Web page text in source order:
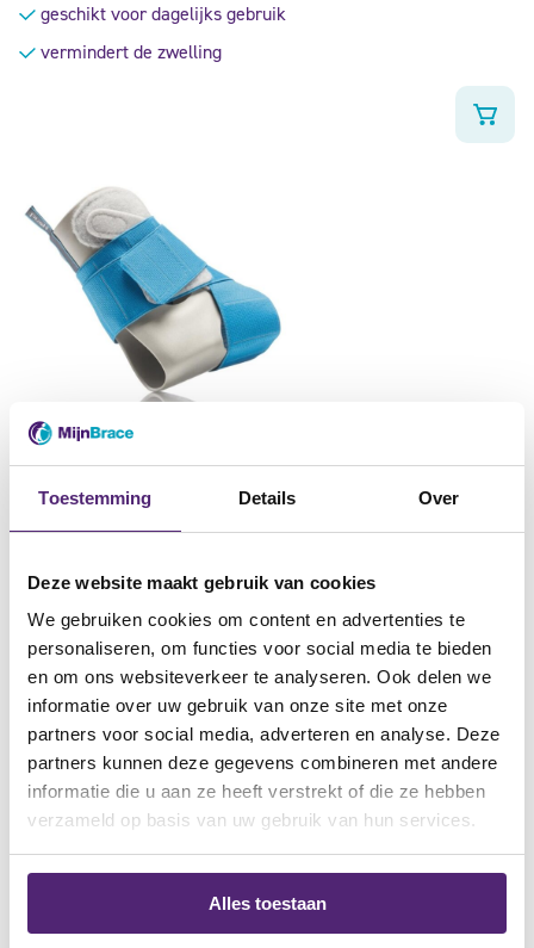
Toestemming Details Over
Deze website maakt gebruik van cookies
We gebruiken cookies om content en advertenties te
personaliseren, om functies voor social media te bieden
en om ons websiteverkeer te analyseren. Ook delen we
informatie over uw gebruik van onze site met onze
partners voor social media, adverteren en analyse. Deze
partners kunnen deze gegevens combineren met andere
informatie die u aan ze heeft verstrekt of die ze hebben
verzameld op basis van uw gebruik van hun services.
Alles toestaan
geschikt voor dagelijks gebruik
vermindert de zwelling
Push Ortho Enkelbrace Aequi Junior 69,95
5.00uit
geschikt na zwaar enkelletsel
te gebruiken bij chronische enkelinstabiliteit